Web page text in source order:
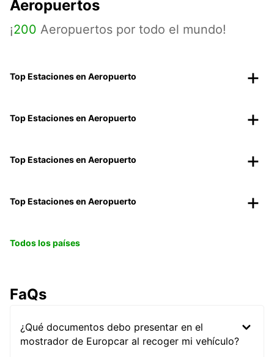
Aeropuertos
¡200 Aeropuertos por todo el mundo!
Top Estaciones en Aeropuerto
Top Estaciones en Aeropuerto
Top Estaciones en Aeropuerto
Top Estaciones en Aeropuerto
Todos los países
FaQs
¿Qué documentos debo presentar en el
mostrador de Europcar al recoger mi vehículo?